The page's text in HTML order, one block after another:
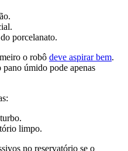
porcelanato.
o robô deve aspirar bem.
pano úmido pode apenas
limpo.
no reservatório se o